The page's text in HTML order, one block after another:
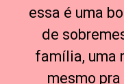
essa é uma
de
família, uma
mesmo